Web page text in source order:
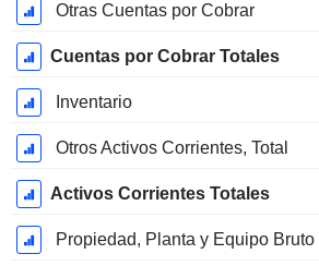
Otras Cuentas por Cobrar
Cuentas por Cobrar Totales
Inventario
Otros Activos Corrientes, Total
Activos Corrientes Totales
Propiedad, Planta y Equipo Bruto